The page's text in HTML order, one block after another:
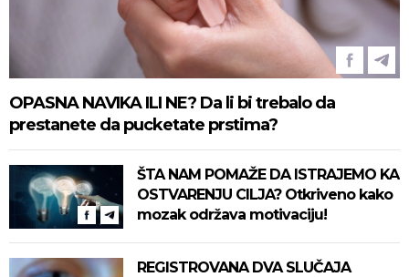
OPASNA NAVIKA ILI NE? Da li bi trebalo da
prestanete da pucketate prstima?
ŠTA NAM POMAŽE DA ISTRAJEMO KA
OSTVARENJU CILJA? Otkriveno kako
mozak održava motivaciju!
REGISTROVANA DVA SLUČAJA